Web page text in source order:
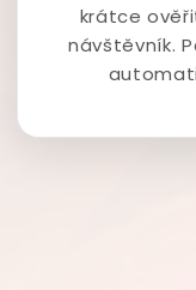
krátce
návštěvník.